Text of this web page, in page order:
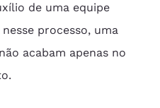
de uma equipe
processo, uma
acabam apenas no